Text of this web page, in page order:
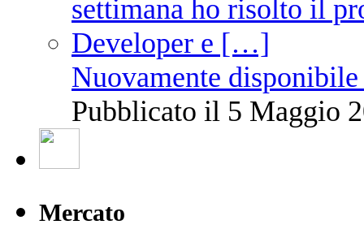
Nuovamente
Pubblicato il 5 Maggio
Mercato